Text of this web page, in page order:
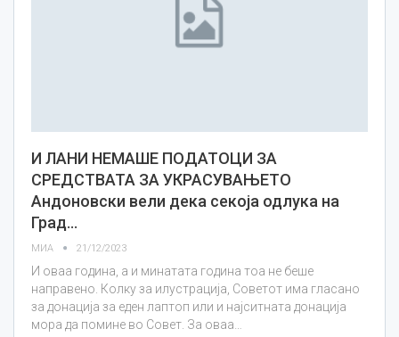
И ЛАНИ НЕМАШЕ ПОДАТОЦИ ЗА
СРЕДСТВАТА ЗА УКРАСУВАЊЕТО
Андоновски вели дека секоја одлука на
Град…
МИА 21/12/2023
И оваа година, а и минатата година тоа не беше
направено. Колку за илустрација, Советот има гласано
за донација за еден лаптоп или и најситната донација
мора да помине во Совет. За оваа…